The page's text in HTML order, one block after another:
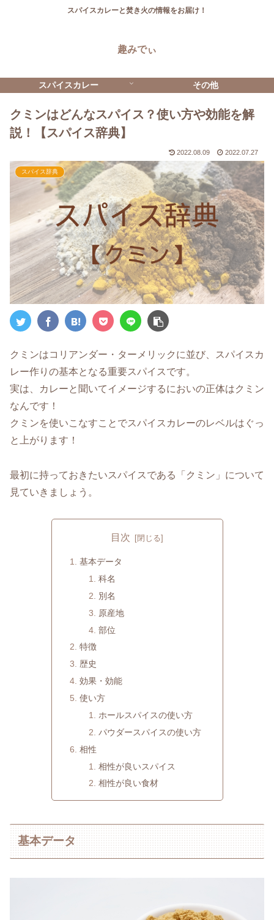
スパイスカレーと焚き火の情報をお届け！
趣みでぃ
スパイスカレー その他
クミンはどんなスパイス？使い方や効能を解
説！【スパイス辞典】
2022.08.09 2022.07.27
スパイス辞典
クミンはコリアンダー・ターメリックに並び、スパイスカ
レー作りの基本となる重要スパイスです。
実は、カレーと聞いてイメージするにおいの正体はクミン
なんです！
クミンを使いこなすことでスパイスカレーのレベルはぐっ
と上がります！
最初に持っておきたいスパイスである「クミン」について
見ていきましょう。
目次
基本データ
科名
別名
原産地
部位
特徴
歴史
効果・効能
使い方
ホールスパイスの使い方
パウダースパイスの使い方
相性
相性が良いスパイス
相性が良い食材
基本データ